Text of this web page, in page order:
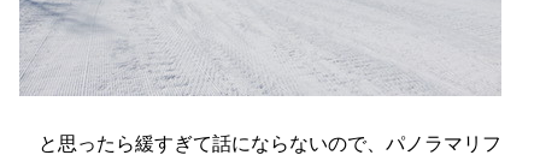
と思ったら緩すぎて話にならないので、パノラマリフ